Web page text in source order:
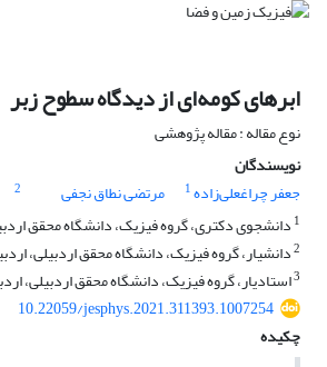
ابرهای کومه‌ای از دیدگاه سطوح زبر
نوع مقاله : مقاله پژوهشی
نویسندگان
جعفر چراغعلی‌زاده1 مرتضی نطاق نجفی 2
1 دانشجوی دکتری، گروه فیزیک، دانشگاه محقق
2دانشیار، گروه فیزیک، دانشگاه محقق اردبیلی،
3استادیار، گروه فیزیک، دانشگاه محقق اردبیلی،
10.22059/jesphys.2021.311393.1007254
چکیده